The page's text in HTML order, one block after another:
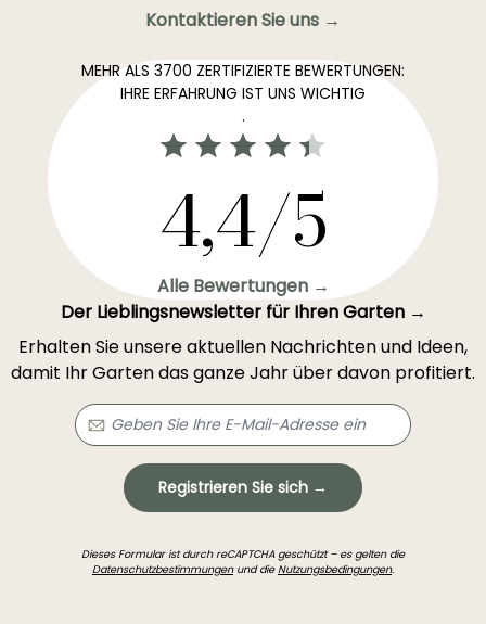
Kontaktieren Sie uns →
MEHR ALS 3700 ZERTIFIZIERTE BEWERTUNGEN:
IHRE ERFAHRUNG IST UNS WICHTIG
.
4,4/5
Alle Bewertungen →
Der Lieblingsnewsletter für Ihren Garten →
Erhalten Sie unsere aktuellen Nachrichten und Ideen,
damit Ihr Garten das ganze Jahr über davon profitiert.
Registrieren Sie sich →
Dieses Formular ist durch reCAPTCHA geschützt – es gelten die
Datenschutzbestimmungenund dieNutzungsbedingungen.